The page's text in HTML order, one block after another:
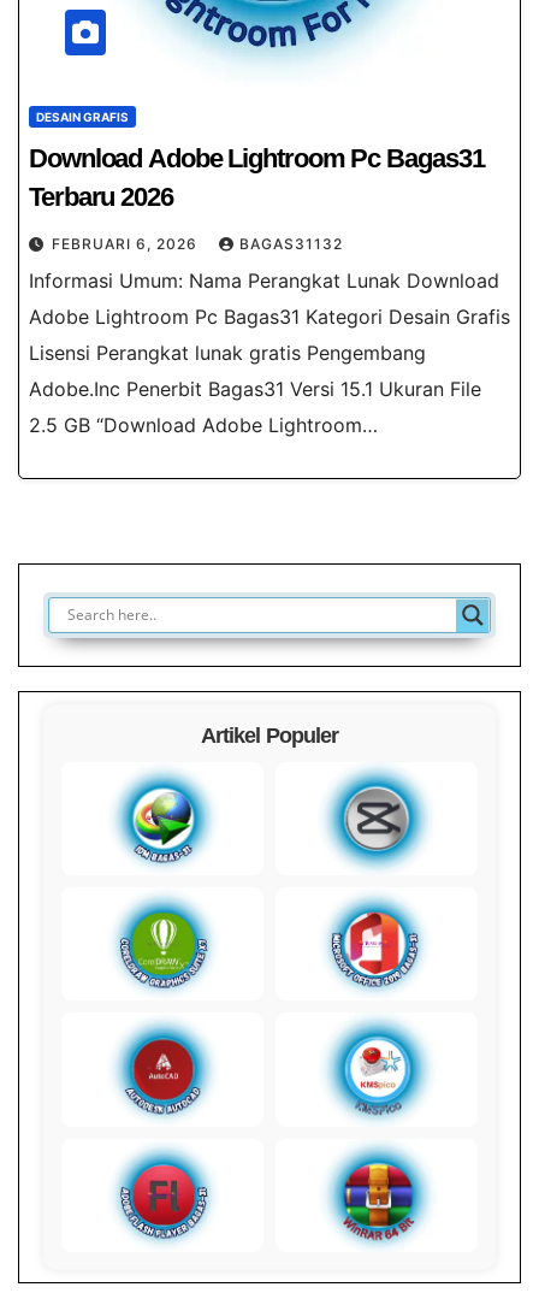
DESAIN GRAFIS
Download Adobe Lightroom Pc Bagas31​
Terbaru 2026
FEBRUARI 6, 2026 BAGAS31132
Informasi Umum: Nama Perangkat Lunak Download
Adobe Lightroom Pc Bagas31 Kategori Desain Grafis
Lisensi Perangkat lunak gratis Pengembang
Adobe.Inc Penerbit Bagas31 Versi 15.1 Ukuran File
2.5 GB “Download Adobe Lightroom…
Artikel Populer